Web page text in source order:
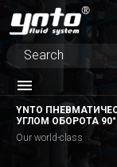
YNTO
УГЛОМ ОБОРОТА 90°
Our world-class